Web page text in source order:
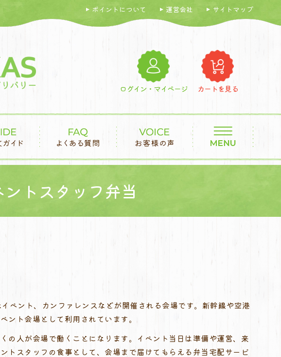
ポイントについて 運営会社 サイトマップ
ログイン・マイページ カートを見る
トスタッフ弁当
ベント、カンファレンスなどが開催される会場です。新幹線や空港
ト会場として利用されています。
の人が会場で働くことになります。イベント当日は準備や運営、来
トスタッフの食事として、会場まで届けてもらえる弁当宅配サービ